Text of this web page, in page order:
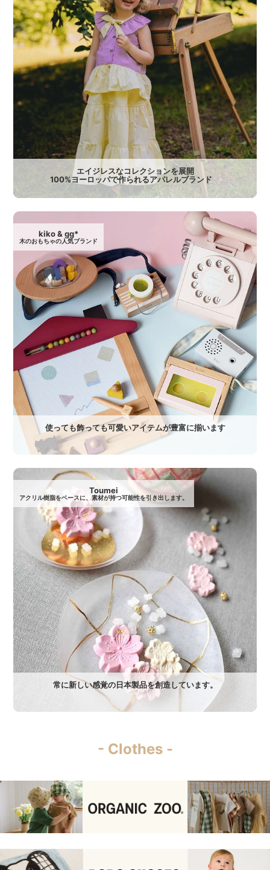
エイジレスなコレクションを展開
100%ヨーロッパで作られるアパレルブランド
kiko & gg*
木のおもちゃの人気ブランド
使っても飾っても可愛いアイテムが豊富に揃います
Toumei
アクリル樹脂をベースに、素材が持つ可能性を引き出します。
常に新しい感覚の日本製品を創造しています。
- Clothes -